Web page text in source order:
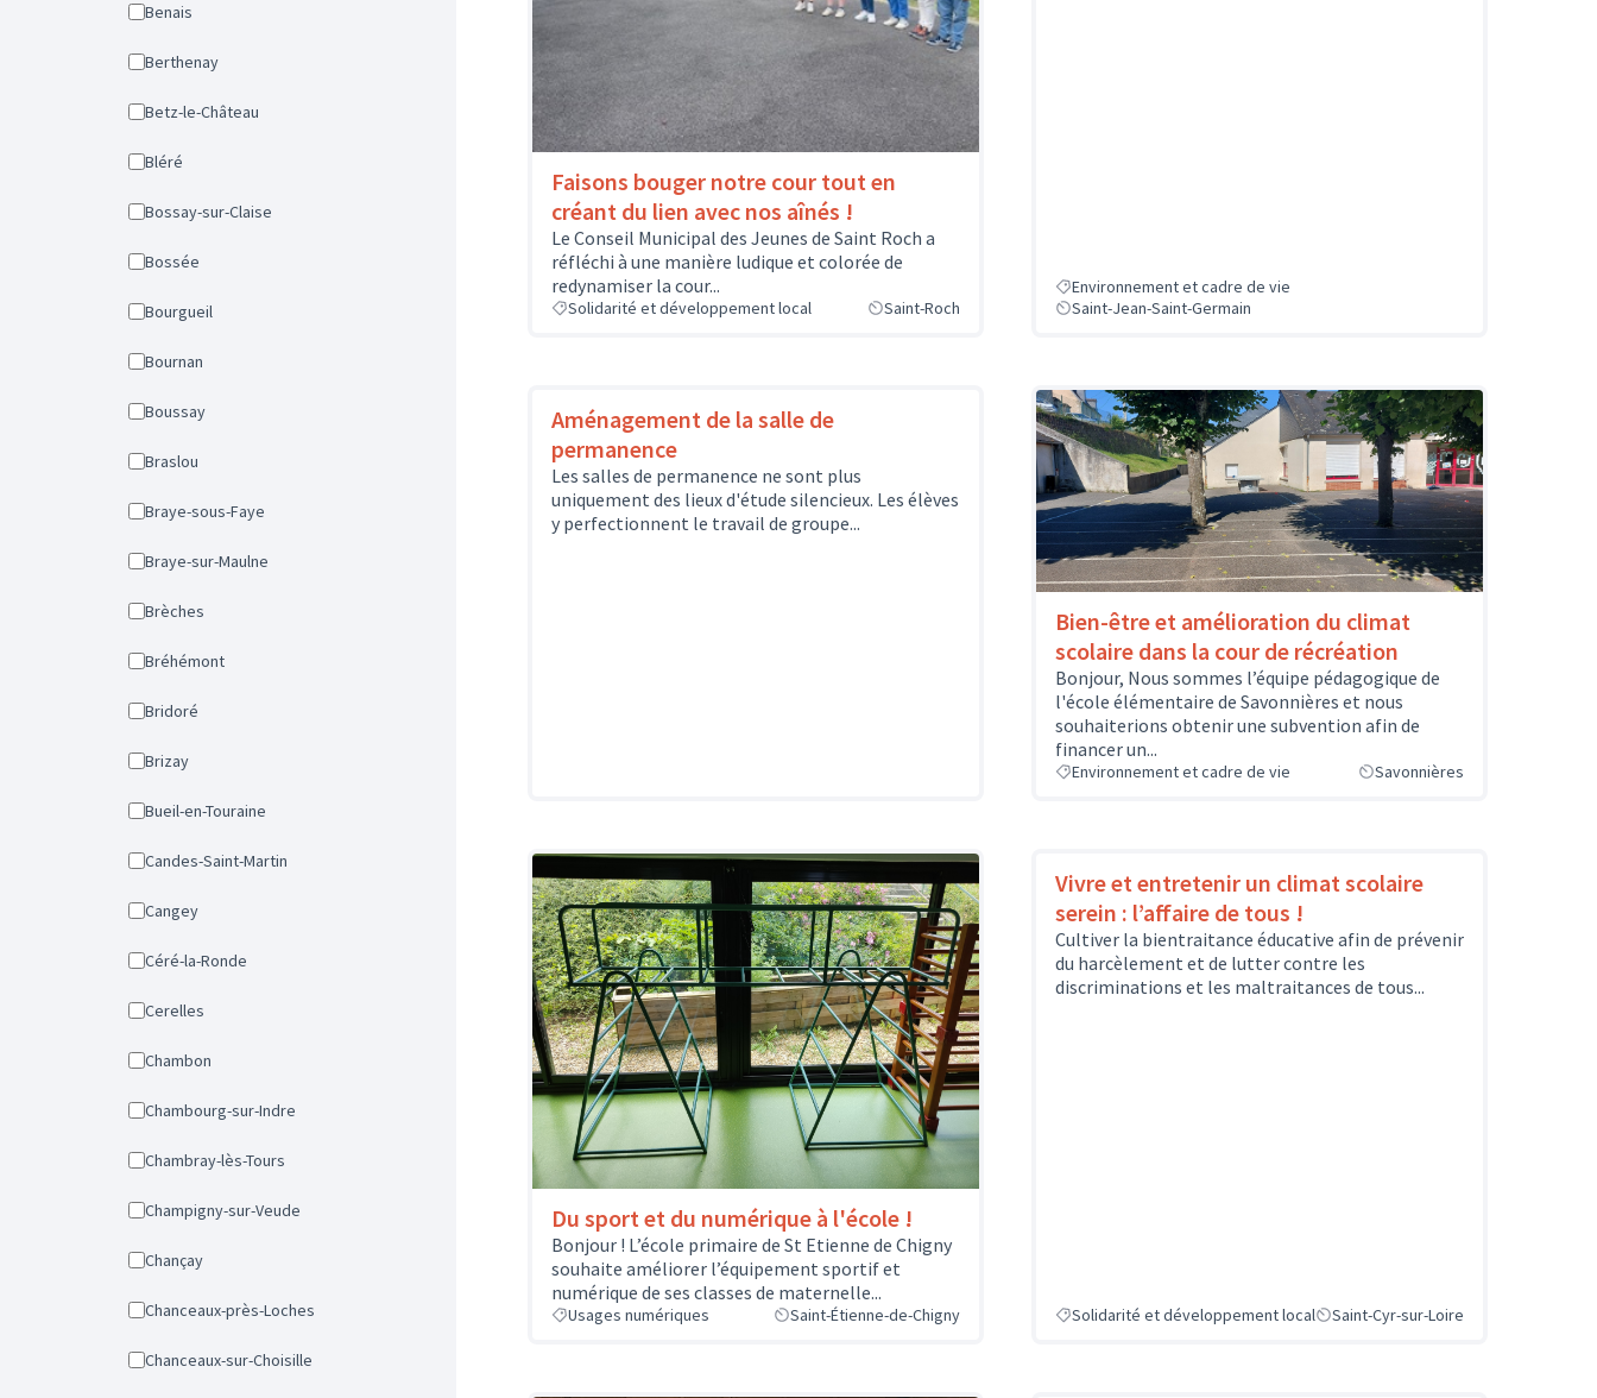
Benais
Berthenay
Betz-le-Château
Bléré
Bossay-sur-Claise
Bossée
Bourgueil
Bournan
Boussay
Braslou
Braye-sous-Faye
Braye-sur-Maulne
Brèches
Bréhémont
Bridoré
Brizay
Bueil-en-Touraine
Candes-Saint-Martin
Cangey
Céré-la-Ronde
Cerelles
Chambon
Chambourg-sur-Indre
Chambray-lès-Tours
Champigny-sur-Veude
Chançay
Chanceaux-près-Loches
Chanceaux-sur-Choisille
Faisons bouger notre cour tout en
créant du lien avec nos aînés !
Le Conseil Municipal des Jeunes de Saint Roch a
réfléchi à une manière ludique et colorée de
redynamiser la cour...
Solidarité et développement local Saint-Roch
Environnement et cadre de vie
Saint-Jean-Saint-Germain
Aménagement de la salle de
permanence
Les salles de permanence ne sont plus
uniquement des lieux d'étude silencieux. Les élèves
y perfectionnent le travail de groupe...
Bien-être et amélioration du climat
scolaire dans la cour de récréation
Bonjour, Nous sommes l’équipe pédagogique de
l'école élémentaire de Savonnières et nous
souhaiterions obtenir une subvention afin de
financer un...
Environnement et cadre de vie Savonnières
Du sport et du numérique à l'école !
Bonjour ! L’école primaire de St Etienne de Chigny
souhaite améliorer l’équipement sportif et
numérique de ses classes de maternelle...
Usages numériques Saint-Étienne-de-Chigny
Vivre et entretenir un climat scolaire
serein : l’affaire de tous !
Cultiver la bientraitance éducative afin de prévenir
du harcèlement et de lutter contre les
discriminations et les maltraitances de tous...
Solidarité et développement local Saint-Cyr-sur-Loire